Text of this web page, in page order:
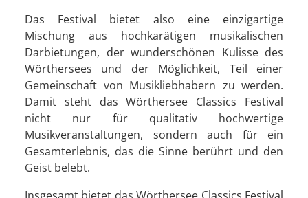
Das Festival bietet also eine einzigartige
Mischung aus hochkarätigen musikalischen
Darbietungen, der wunderschönen Kulisse des
Wörthersees und der Möglichkeit, Teil einer
Gemeinschaft von Musikliebhabern zu werden.
Damit steht das Wörthersee Classics Festival
nicht nur für qualitativ hochwertige
Musikveranstaltungen, sondern auch für ein
Gesamterlebnis, das die Sinne berührt und den
Geist belebt.
Insgesamt bietet das Wörthersee Classics Festival